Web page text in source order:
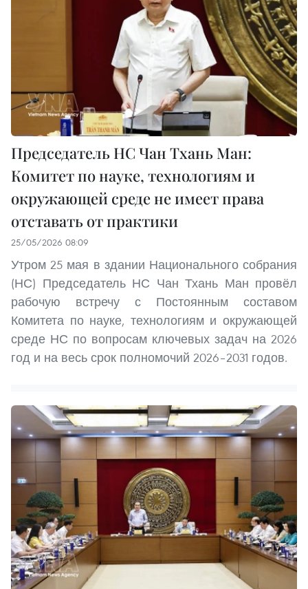
Председатель НС Чан Тхань Ман:
Комитет по науке, технологиям и
окружающей среде не имеет права
отставать от практики
25/05/2026 08:09
Утром 25 мая в здании Национального собрания
(НС) Председатель НС Чан Тхань Ман провёл
рабочую встречу с Постоянным составом
Комитета по науке, технологиям и окружающей
среде НС по вопросам ключевых задач на 2026
год и на весь срок полномочий 2026–2031 годов.